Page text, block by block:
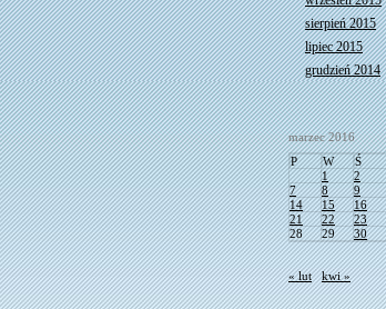
sierpień 2015
lipiec 2015
grudzień 2014
marzec 2016
P
W Ś
1
2
7
8 9
14
15 16
21
22 23
28
29 30
« lut kwi »